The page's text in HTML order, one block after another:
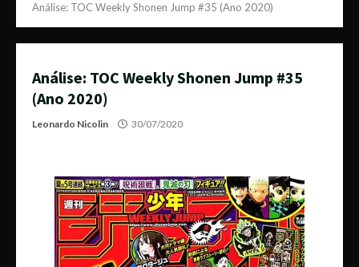
Análise: TOC Weekly Shonen Jump #35 (Ano 2020)
Análise: TOC Weekly Shonen Jump #35
(Ano 2020)
Leonardo Nicolin 30/07/2020